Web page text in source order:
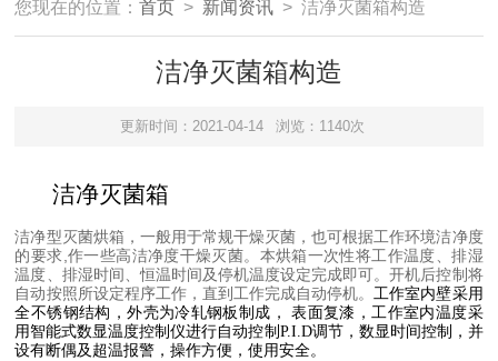
您现在的位置：首页 > 新闻资讯 > 洁净灭菌箱构造
洁净灭菌箱构造
更新时间：2021-04-14 浏览：1140次
洁净灭菌箱
洁净型灭菌烘箱，一般用于常规干燥灭菌，也可根据工作环境洁净度
的要求 作一些高洁净度干燥灭菌。本烘箱一次性将工作温度、排湿
温度、排湿时间、恒温时间及停机温度设定完成即可。开机后控制将
自动按照所设定程序工作，直到工作完成自动停机。工作室内壁采用
全不锈钢结构，外壳为冷轧钢板制成， 表面复漆，工作室内温度采
用智能式数显温度控制仪进行自动控制P.I.D调节，数显时间控制，并
设有断偶及超温报警，操作方便，使用安全。